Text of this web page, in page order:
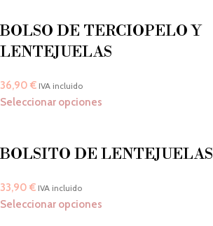
BOLSO DE TERCIOPELO Y
LENTEJUELAS
36,90 € IVA incluido
Seleccionar opciones
BOLSITO DE LENTEJUELAS
33,90 € IVA incluido
Seleccionar opciones